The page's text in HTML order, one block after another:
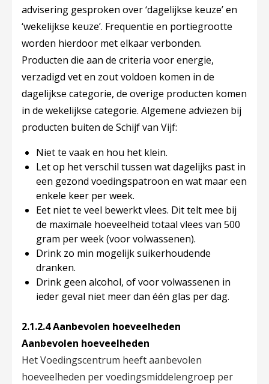
advisering gesproken over ‘dagelijkse keuze’ en
‘wekelijkse keuze’. Frequentie en portiegrootte
worden hierdoor met elkaar verbonden.
Producten die aan de criteria voor energie,
verzadigd vet en zout voldoen komen in de
dagelijkse categorie, de overige producten komen
in de wekelijkse categorie. Algemene adviezen bij
producten buiten de Schijf van Vijf:
Niet te vaak en hou het klein.
Let op het verschil tussen wat dagelijks past in
een gezond voedingspatroon en wat maar een
enkele keer per week.
Eet niet te veel bewerkt vlees. Dit telt mee bij
de maximale hoeveelheid totaal vlees van 500
gram per week (voor volwassenen).
Drink zo min mogelijk suikerhoudende
dranken.
Drink geen alcohol, of voor volwassenen in
ieder geval niet meer dan één glas per dag.
2.1.2.4 Aanbevolen hoeveelheden
Aanbevolen hoeveelheden
Het Voedingscentrum heeft aanbevolen
hoeveelheden per voedingsmiddelengroep per